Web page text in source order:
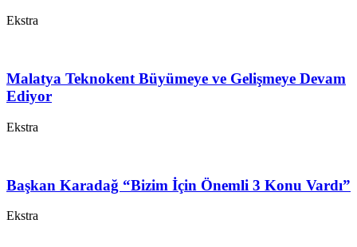
Ekstra
Malatya Teknokent Büyümeye ve Gelişmeye Devam
Ediyor
Ekstra
Başkan Karadağ “Bizim İçin Önemli 3 Konu Vardı”
Ekstra